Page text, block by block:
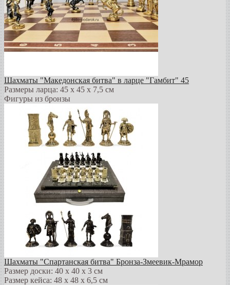
Шахматы "Македонская битва" в ларце "Гамбит" 45
Размеры ларца: 45 x 45 х 7,5 см
Фигуры из бронзы
Шахматы "Спартанская битва" Бронза-Змеевик-Мрамор
Размер доски: 40 х 40 х 3 см
Размер кейса: 48 х 48 х 6,5 см